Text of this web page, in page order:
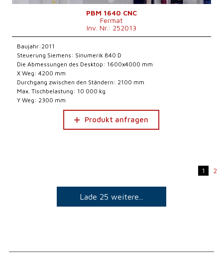
PBM 1640 CNC
Fermat
Inv. Nr.: 252013
Baujahr:2011
Steuerung Siemens: Sinumerik 840 D
Die Abmessungen des Desktop: 1600x4000 mm
X Weg: 4200 mm
Durchgang zwischen den Ständern: 2100 mm
Max. Tischbelastung: 10 000 kg
Y Weg: 2300 mm
Produkt anfragen
1 2
Lade 25 weitere...